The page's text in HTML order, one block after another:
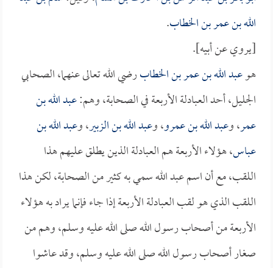
الله بن عمر بن الخطاب.
[يروي عن أبيه].
هوعبد الله بن عمر بن الخطابرضي الله تعالى عنهما، الصحابي
الجليل، أحد العبادلة الأربعة في الصحابة، وهم:عبد الله بن
عمر، وعبد الله بن عمرو، وعبد الله بن الزبير، وعبد الله بن
عباس، هؤلاء الأربعة هم العبادلة الذين يطلق عليهم هذا
اللقب، مع أن اسم عبد الله سمي به كثير من الصحابة، لكن هذا
اللقب الذي هو لقب العبادلة الأربعة إذا جاء فإنما يراد به هؤلاء
الأربعة من أصحاب رسول الله صلى الله عليه وسلم، وهم من
صغار أصحاب رسول الله صلى الله عليه وسلم، وقد عاشوا